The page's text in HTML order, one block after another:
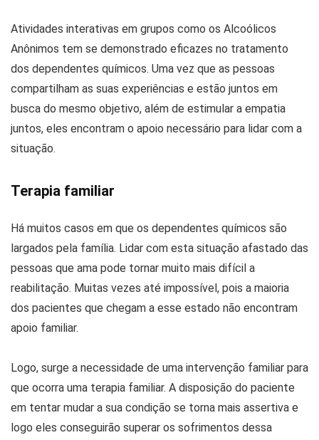
Atividades interativas em grupos como os Alcoólicos
Anônimos tem se demonstrado eficazes no tratamento
dos dependentes químicos. Uma vez que as pessoas
compartilham as suas experiências e estão juntos em
busca do mesmo objetivo, além de estimular a empatia
juntos, eles encontram o apoio necessário para lidar com a
situação.
Terapia familiar
Há muitos casos em que os dependentes químicos são
largados pela família. Lidar com esta situação afastado das
pessoas que ama pode tornar muito mais difícil a
reabilitação. Muitas vezes até impossível, pois a maioria
dos pacientes que chegam a esse estado não encontram
apoio familiar.
Logo, surge a necessidade de uma intervenção familiar para
que ocorra uma terapia familiar. A disposição do paciente
em tentar mudar a sua condição se torna mais assertiva e
logo eles conseguirão superar os sofrimentos dessa